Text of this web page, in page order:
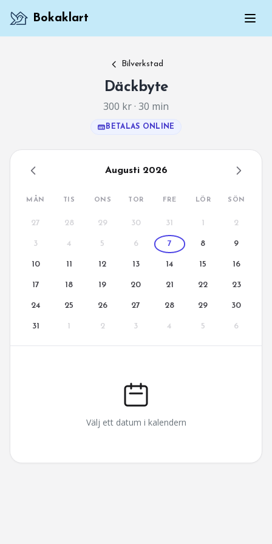
Bokaklart
Bilverkstad
Däckbyte
300 kr · 30 min
BETALAS ONLINE
Augusti 2026
MÅN TIS ONS TOR FRE LÖR SÖN
27 28 29 30 31 1 2
3 4 5 6 7 8 9
10 11 12 13 14 15 16
17 18 19 20 21 22 23
24 25 26 27 28 29 30
31 1 2 3 4 5 6
Välj ett datum i kalendern